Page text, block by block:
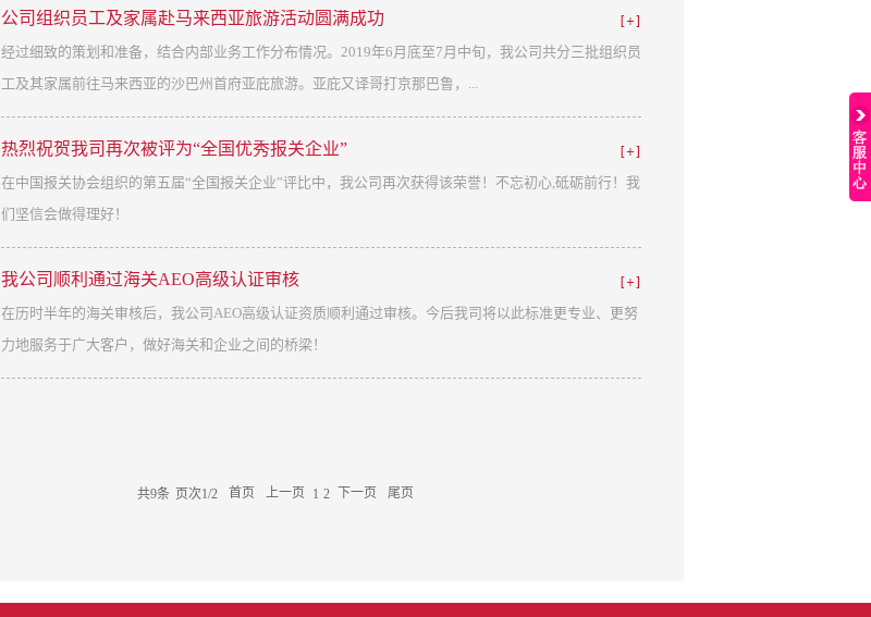
及为社会尽职尽责的经营理念，竭尽所能地为经济复苏贡献了自己应有的力量。疫情爆发初期，天津作
情之下，全球经济出现萎缩，本行业更是面临严峻挑战，但我们会依然坚定不移地执行标准化操作，认
真遵守相关政策和规范，更好地服务于客户。
告》（海关总署公告2020年第17号）。我国海关已经实现全国通关一体化，全国各地海关均能验放上述
进口捐赠物资。为配合上述政策更好地落实，并积极响应行业协会号召,我公司承诺为用于新型冠状病毒
公司组织员工及家属赴马来西亚旅游活动圆满成功
经过细致的策划和准备，结合内部业务工作分布情况。2019年6月底至7月中旬，我公司共分三批组织员
工及其家属前往马来西亚的沙巴州首府亚庇旅游。亚庇又译哥打京那巴鲁，...
马来语Kota Kinabalu，是沙巴和婆罗洲渔业的兴盛地、旅游景点，同时也是东马来西亚的工业及商业重
镇。这里有绝佳的阳光和海滩，美人鱼岛的浮潜深受大家喜欢，碧绿清澈的海水里那种类缤纷的小鱼和
家流连忘返。著名景点“神山”也看点颇多，神山的最高峰有4095米，是东南亚最高的山峰，在蓝天白云
的映衬下仿佛置身于油画之中。紧张刺激的雨林坑道惊险越野车，让大家体验到与众不同的历险记。让
我们走进宏利，开展别样的工作和生活画卷！
热烈祝贺我司再次被评为“全国优秀报关企业”
在中国报关协会组织的第五届“全国报关企业”评比中，我公司再次获得该荣誉！不忘初心,砥砺前行！我
们坚信会做得理好！
我公司顺利通过海关AEO高级认证审核
在历时半年的海关审核后，我公司AEO高级认证资质顺利通过审核。今后我司将以此标准更专业、更努
力地服务于广大客户，做好海关和企业之间的桥梁！
共9条 页次1/2 首页 上一页 1 2 下一页 尾页